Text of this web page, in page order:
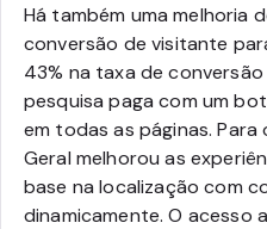
Há também uma melhoria
conversão de visitante
43% na taxa de
pesquisa paga com um
em todas as páginas. Para
Geral melhorou as
base na localização com
dinamicamente. O acesso